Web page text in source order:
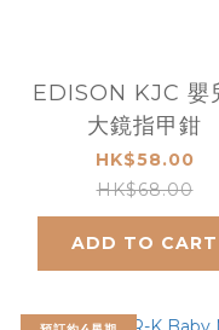
EDISON KJC 嬰
大鏡指甲鉗
HK$58.00
HK$68.00
ADD TO CART